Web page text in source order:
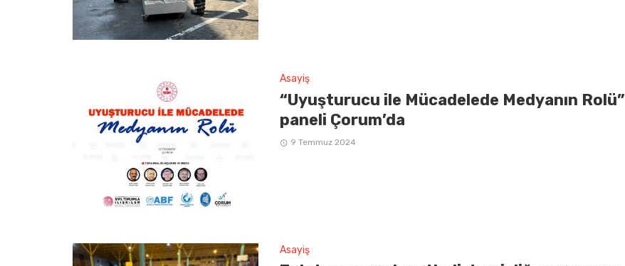
Asayiş
“Uyuşturucu ile Mücadelede Medyanın Rolü”
paneli Çorum’da
9 Temmuz 2024
Asayiş